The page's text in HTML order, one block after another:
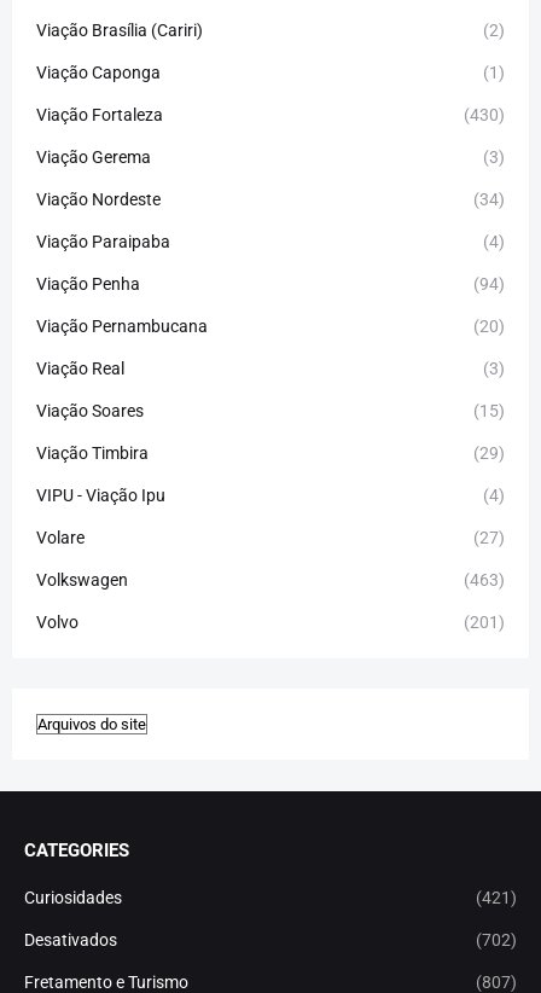
Viação Brasília (Cariri) (2)
Viação Caponga (1)
Viação Fortaleza (430)
Viação Gerema (3)
Viação Nordeste (34)
Viação Paraipaba (4)
Viação Penha (94)
Viação Pernambucana (20)
Viação Real (3)
Viação Soares (15)
Viação Timbira (29)
VIPU - Viação Ipu (4)
Volare (27)
Volkswagen (463)
Volvo (201)
CATEGORIES
Curiosidades (421)
Desativados (702)
Fretamento e Turismo (807)